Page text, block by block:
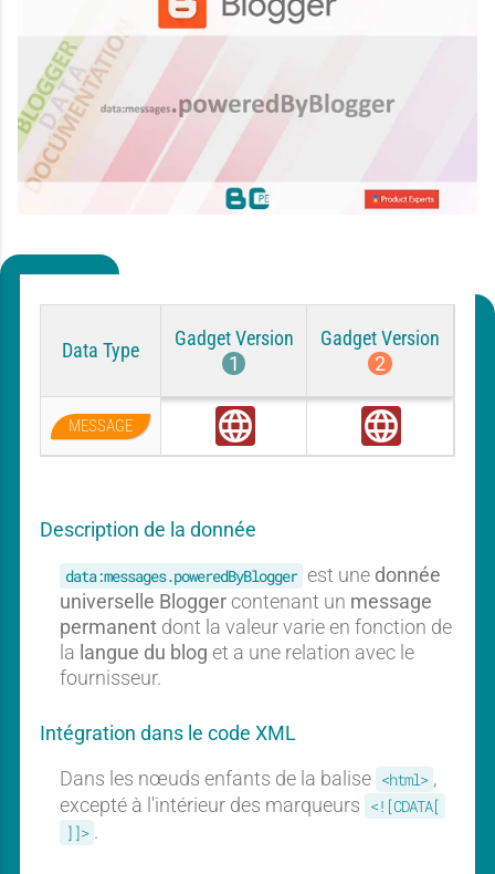
Data Type
Gadget Version
1
Gadget Version
2
MESSAGE
l
l
Description de la donnée
data:messages.poweredByBlogger est une donnée
universelle Blogger contenant un message
permanent dont la valeur varie en fonction de
la langue du blog et a une relation avec le
fournisseur.
Intégration dans le code XML
Dans les nœuds enfants de la balise <html> ,
excepté à l'intérieur des marqueurs <![CDATA[
]]> .